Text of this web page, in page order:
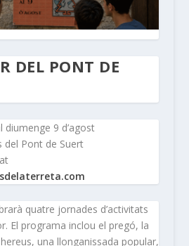
DEL PONT DE
diumenge 9 d’agost
del Pont de Suert
quatre jornades d’activitats
El programa inclou el pregó, la
una llonganissada popular,